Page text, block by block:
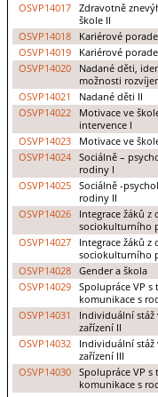
OSVP14017
Zdravotně
škole II
OSVP14018 Kariérové
OSVP14019
Kariérové
OSVP14020
Nadané děti,
možnosti
OSVP14021 Nadané děti II
OSVP14022
Motivace ve
intervence I
OSVP14023 Motivace ve
OSVP14024
Sociálně –
rodiny I
OSVP14025
Sociálně -
rodiny II
OSVP14026
Integrace žáků z
sociokulturního
OSVP14027
Integrace žáků z
sociokulturního
OSVP14028 Gender a škola
OSVP14029
Spolupráce VP
komunikace s
OSVP14031
Individuální stáž
zařízení II
OSVP14032
Individuální stáž
zařízení III
OSVP14030
Spolupráce VP
komunikace s